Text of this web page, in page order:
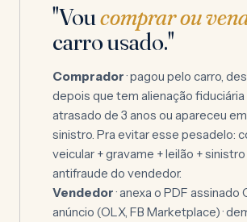
"Voucomprar ou
carro usado."
Comprador· pagou pelo carro,
depois que tem alienação fiduciária
atrasado de 3 anos ou apareceu
sinistro. Pra evitar esse pesadelo:
veicular + gravame + leilão + sinistro
antifraude do vendedor.
Vendedor· anexa o PDF assinado
anúncio (OLX, FB Marketplace) ·